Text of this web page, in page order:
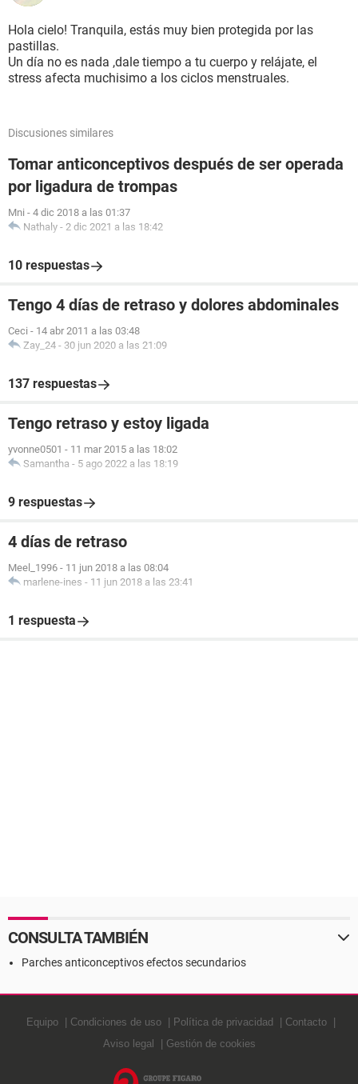
Hola cielo! Tranquila, estás muy bien protegida por las
pastillas.
Un día no es nada ,dale tiempo a tu cuerpo y relájate, el
stress afecta muchisimo a los ciclos menstruales.
Discusiones similares
Tomar anticonceptivos después de ser operada
por ligadura de trompas
Mni - 4 dic 2018 a las 01:37
Nathaly - 2 dic 2021 a las 18:42
10 respuestas
Tengo 4 días de retraso y dolores abdominales
Ceci - 14 abr 2011 a las 03:48
Zay_24 - 30 jun 2020 a las 21:09
137 respuestas
Tengo retraso y estoy ligada
yvonne0501 - 11 mar 2015 a las 18:02
Samantha - 5 ago 2022 a las 18:19
9 respuestas
4 días de retraso
Meel_1996 - 11 jun 2018 a las 08:04
marlene-ines - 11 jun 2018 a las 23:41
1 respuesta
CONSULTA TAMBIÉN
Parches anticonceptivos efectos secundarios
Equipo Condiciones de uso Política de privacidad
Contacto
Aviso legal
Gestión de cookies